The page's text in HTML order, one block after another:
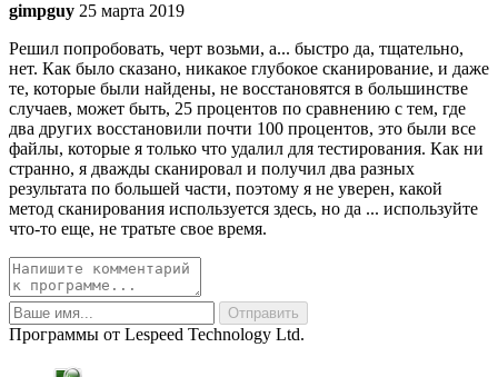
gimpguy 25 марта 2019
Решил попробовать, черт возьми, а... быстро да, тщательно,
нет. Как было сказано, никакое глубокое сканирование, и даже
те, которые были найдены, не восстановятся в большинстве
случаев, может быть, 25 процентов по сравнению с тем, где
два других восстановили почти 100 процентов, это были все
файлы, которые я только что удалил для тестирования. Как ни
странно, я дважды сканировал и получил два разных
результата по большей части, поэтому я не уверен, какой
метод сканирования используется здесь, но да ... используйте
что-то еще, не тратьте свое время.
Программы от Lespeed Technology Ltd.